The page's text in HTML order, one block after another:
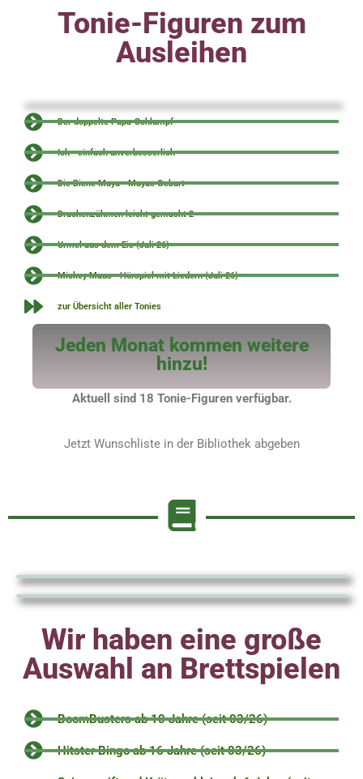
Tonie-Figuren zum
Ausleihen
Der doppelte Papa-Schlumpf
Ich - einfach unverbesserlich
Die Biene Maya - Mayas Geburt
Drachenzähmen leicht gemacht 2
Urmel aus dem Eis (Juli 26)
Mickey Maus - Hörspiel mit Liedern (Juli 26)
zur Übersicht aller Tonies
Jeden Monat kommen weitere
hinzu!
Aktuell sind 18 Tonie-Figuren verfügbar.
Jetzt Wunschliste in der Bibliothek abgeben
Wir haben eine große
Auswahl an Brettspielen
BoomBusters ab 10 Jahre (seit 03/26)
Hitster Bingo ab 16 Jahre (seit 03/26)